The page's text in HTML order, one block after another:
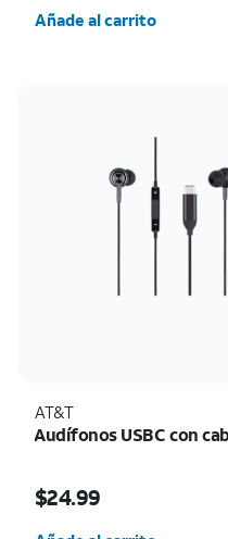
Añade al carrito
AT&T
Audífonos USBC con
$24.99
Cantidad